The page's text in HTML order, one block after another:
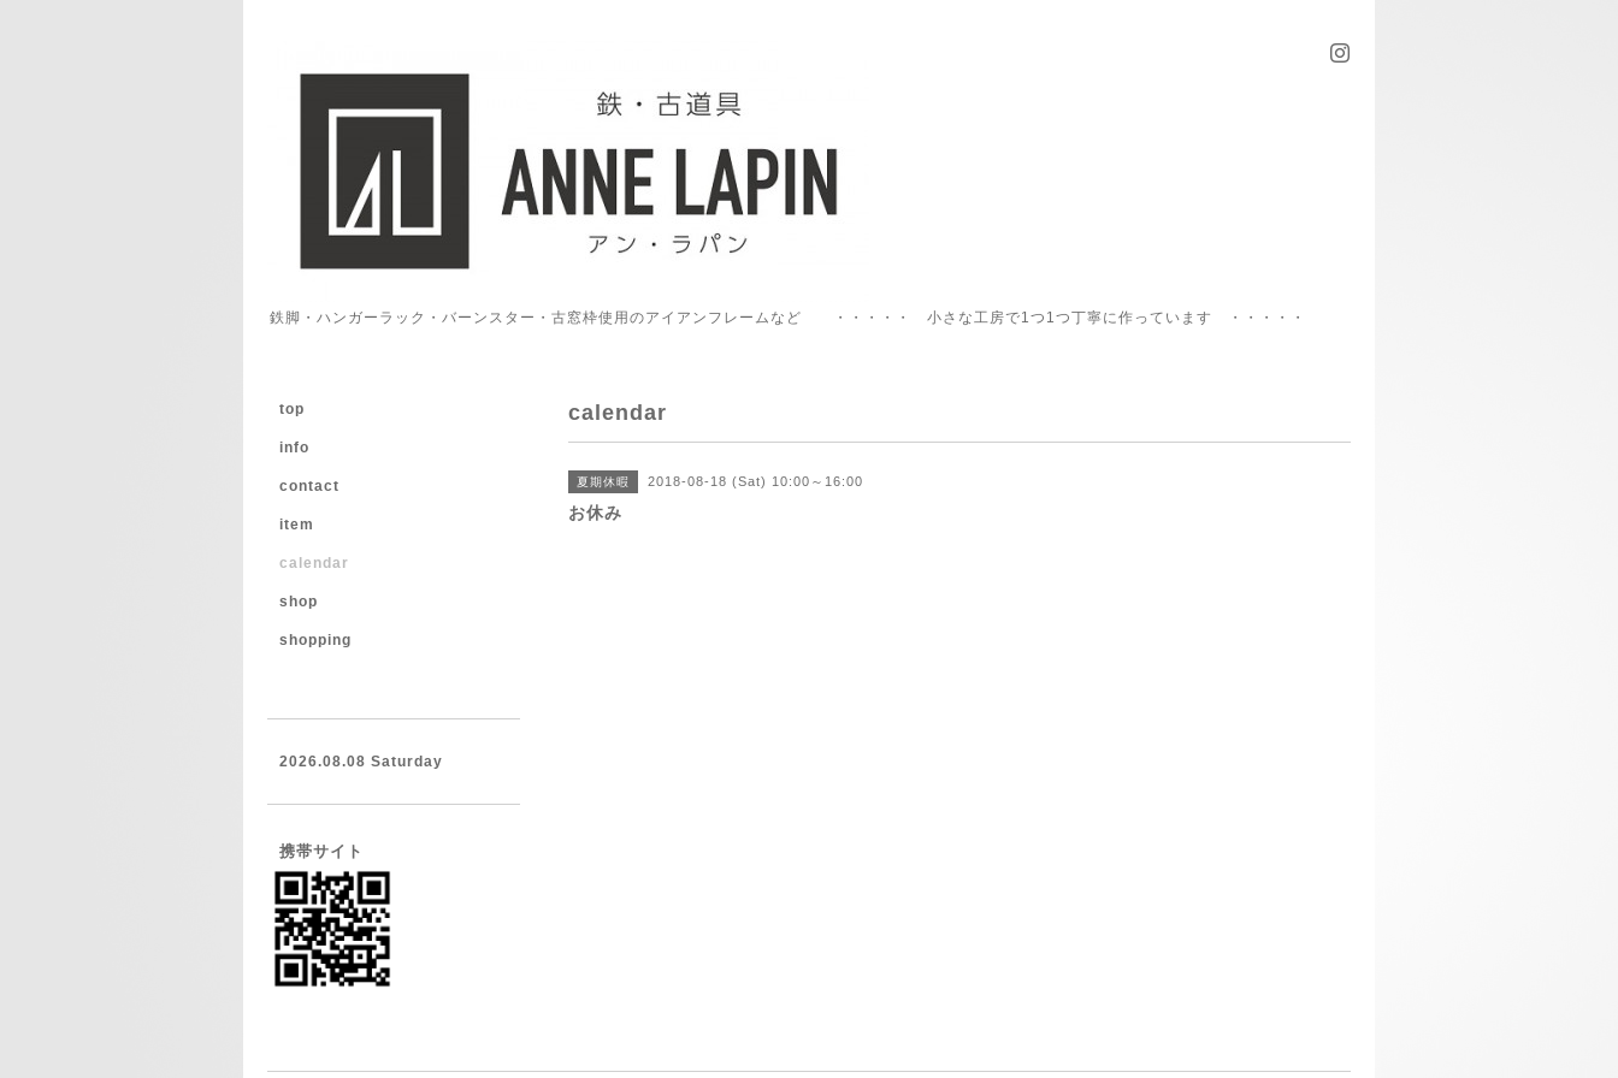
鉄脚・ハンガーラック・バーンスター・古窓枠使用のアイアンフレームなど ・・・・・ 小さな工房で1つ1つ丁寧に作っています ・・・・・
calendar
夏期休暇 2018-08-18 (Sat) 10:00～16:00
お休み
top
info
contact
item
calendar
shop
shopping
2026.08.08 Saturday
携帯サイト